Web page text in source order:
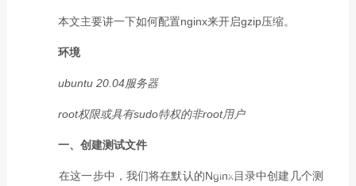
本文主要讲一下如何配置nginx来开启gzip压缩。
环境
ubuntu 20.04服务器
root权限或具有sudo特权的非root用户
一、创建测试文件
在这一步中，我们将在默认的Nginx目录中创建几个测